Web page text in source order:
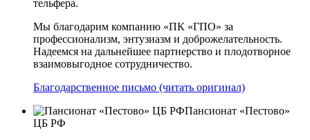
тельфера.
Мы благодарим компанию «ПК «ГПО» за
профессионализм, энтузиазм и доброжелательность.
Надеемся на дальнейшее партнерство и плодотворное
взаимовыгодное сотрудничество.
Благодарственное письмо (читать оригинал)
Пансионат «Пестово»
ЦБ РФ